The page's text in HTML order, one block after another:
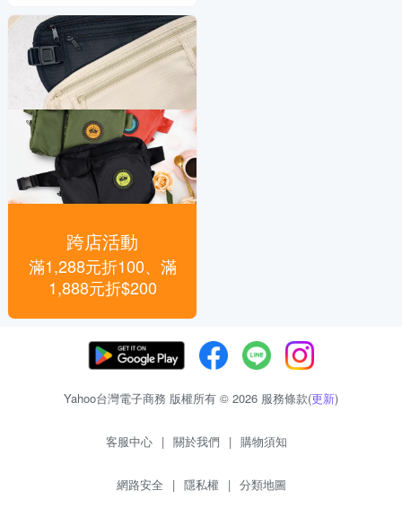
跨店活動
滿1,288元折100、滿
1,888元折$200
Yahoo台灣電子商務 版權所有 © 2026 服務條款(更新)
客服中心 | 關於我們 | 購物須知
網路安全 | 隱私權 | 分類地圖